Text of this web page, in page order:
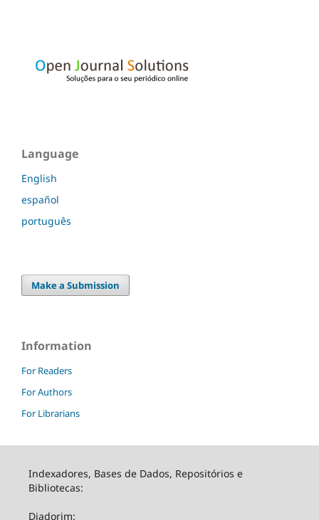
Language
English
español
português
Make a Submission
Information
For Readers
For Authors
For Librarians
Indexadores, Bases de Dados, Repositórios e
Bibliotecas:
Diadorim: